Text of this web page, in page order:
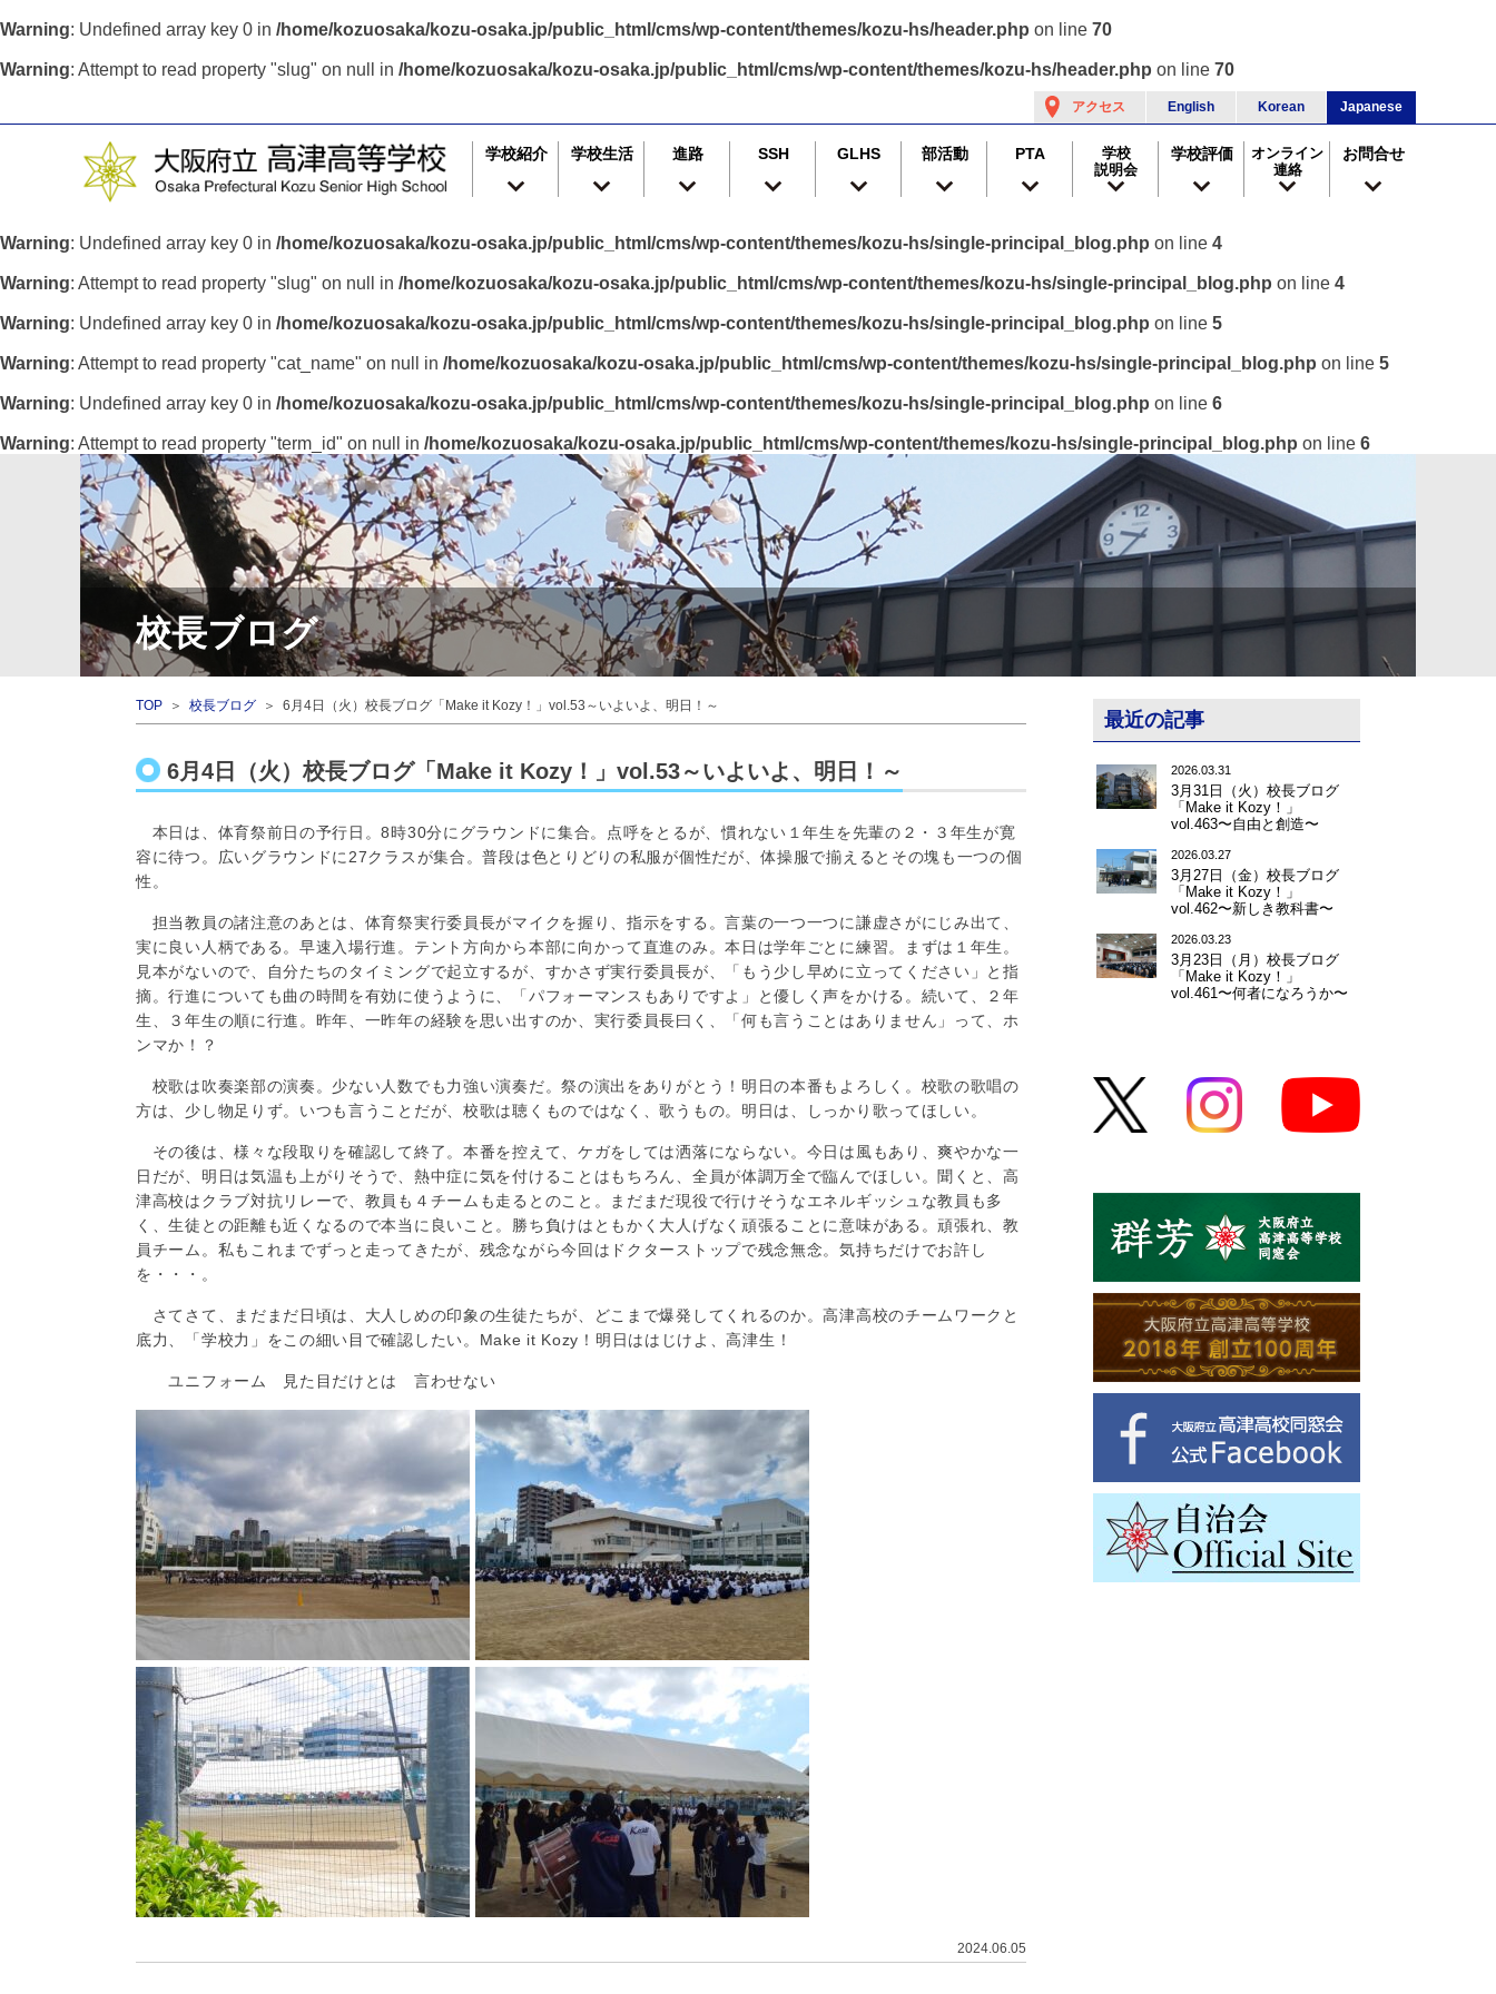
Warning: Undefined array key 0 in /home/kozuosaka/kozu-osaka.jp/public_html/cms/wp-content/themes/kozu-hs/header.php on line 70
Warning: Attempt to read property "slug" on null in /home/kozuosaka/kozu-osaka.jp/public_html/cms/wp-content/themes/kozu-hs/header.php on line 70
アクセス English Korean Japanese
学校紹介 学校生活 進路 SSH GLHS 部活動 PTA
学校
説明会
学校評価
オンライン
連絡
お問合せ
Warning: Undefined array key 0 in /home/kozuosaka/kozu-osaka.jp/public_html/cms/wp-content/themes/kozu-hs/single-principal_blog.php on line 4
Warning: Attempt to read property "slug" on null in /home/kozuosaka/kozu-osaka.jp/public_html/cms/wp-content/themes/kozu-hs/single-principal_blog.php on line 4
Warning: Undefined array key 0 in /home/kozuosaka/kozu-osaka.jp/public_html/cms/wp-content/themes/kozu-hs/single-principal_blog.php on line 5
Warning: Attempt to read property "cat_name" on null in /home/kozuosaka/kozu-osaka.jp/public_html/cms/wp-content/themes/kozu-hs/single-principal_blog.php on line 5
Warning: Undefined array key 0 in /home/kozuosaka/kozu-osaka.jp/public_html/cms/wp-content/themes/kozu-hs/single-principal_blog.php on line 6
Warning: Attempt to read property "term_id" on null in /home/kozuosaka/kozu-osaka.jp/public_html/cms/wp-content/themes/kozu-hs/single-principal_blog.php on line 6
校長ブログ
TOP ＞ 校長ブログ ＞ 6月4日（火）校長ブログ「Make it Kozy！」vol.53～いよいよ、明日！～
6月4日（火）校長ブログ「Make it Kozy！」vol.53～いよいよ、明日！～
本日は、体育祭前日の予行日。8時30分にグラウンドに集合。点呼をとるが、慣れない１年生を先輩の２・３年生が寛
容に待つ。広いグラウンドに27クラスが集合。普段は色とりどりの私服が個性だが、体操服で揃えるとその塊も一つの個
性。
担当教員の諸注意のあとは、体育祭実行委員長がマイクを握り、指示をする。言葉の一つ一つに謙虚さがにじみ出て、
実に良い人柄である。早速入場行進。テント方向から本部に向かって直進のみ。本日は学年ごとに練習。まずは１年生。
見本がないので、自分たちのタイミングで起立するが、すかさず実行委員長が、「もう少し早めに立ってください」と指
摘。行進についても曲の時間を有効に使うように、「パフォーマンスもありですよ」と優しく声をかける。続いて、２年
生、３年生の順に行進。昨年、一昨年の経験を思い出すのか、実行委員長曰く、「何も言うことはありません」って、ホ
ンマか！？
校歌は吹奏楽部の演奏。少ない人数でも力強い演奏だ。祭の演出をありがとう！明日の本番もよろしく。校歌の歌唱の
方は、少し物足りず。いつも言うことだが、校歌は聴くものではなく、歌うもの。明日は、しっかり歌ってほしい。
その後は、様々な段取りを確認して終了。本番を控えて、ケガをしては洒落にならない。今日は風もあり、爽やかな一
日だが、明日は気温も上がりそうで、熱中症に気を付けることはもちろん、全員が体調万全で臨んでほしい。聞くと、高
津高校はクラブ対抗リレーで、教員も４チームも走るとのこと。まだまだ現役で行けそうなエネルギッシュな教員も多
く、生徒との距離も近くなるので本当に良いこと。勝ち負けはともかく大人げなく頑張ることに意味がある。頑張れ、教
員チーム。私もこれまでずっと走ってきたが、残念ながら今回はドクターストップで残念無念。気持ちだけでお許し
を・・・。
さてさて、まだまだ日頃は、大人しめの印象の生徒たちが、どこまで爆発してくれるのか。高津高校のチームワークと
底力、「学校力」をこの細い目で確認したい。Make it Kozy！明日ははじけよ、高津生！
ユニフォーム 見た目だけとは 言わせない
2024.06.05
最近の記事
2026.03.31
3月31日（火）校長ブログ
「Make it Kozy！」
vol.463〜自由と創造〜
2026.03.27
3月27日（金）校長ブログ
「Make it Kozy！」
vol.462〜新しき教科書〜
2026.03.23
3月23日（月）校長ブログ
「Make it Kozy！」
vol.461〜何者になろうか〜